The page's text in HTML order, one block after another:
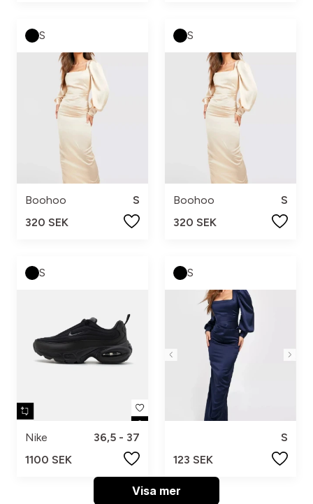
S
Boohoo
S
320 SEK
S
Boohoo
S
320 SEK
S
Nike
36,5 - 37
1100 SEK
S
S
123 SEK
Visa mer